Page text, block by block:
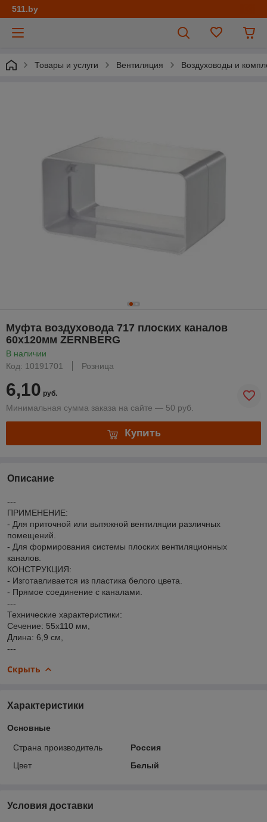
511.by
Товары и услуги Вентиляция Воздуховоды и
Муфта воздуховода 717 плоских каналов
60х120мм ZERNBERG
В наличии
Код: 10191701
Розница
6,10 руб.
Минимальная сумма заказа на сайте — 50 руб.
Купить
Описание
---
ПРИМЕНЕНИЕ:
- Для приточной или вытяжной вентиляции различных
помещений.
- Для формирования системы плоских вентиляционных
каналов.
КОНСТРУКЦИЯ:
- Изготавливается из пластика белого цвета.
- Прямое соединение с каналами.
---
Технические характеристики:
Сечение: 55х110 мм,
Длина: 6,9 см,
---
Скрыть
Характеристики
Основные
Страна производитель
Россия
Цвет
Белый
Условия доставки